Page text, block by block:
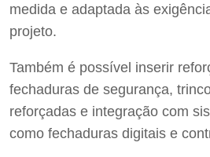
medida e adaptada às
projeto.
Também é possível inserir
fechaduras de segurança,
reforçadas e integração com
como fechaduras digitais e